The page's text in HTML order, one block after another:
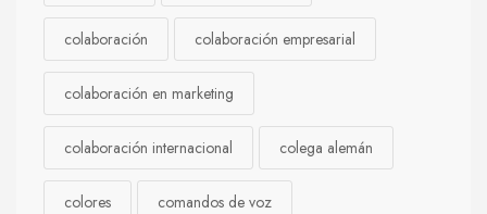
colaboración colaboración empresarial
colaboración en marketing
colaboración internacional colega alemán
colores comandos de voz